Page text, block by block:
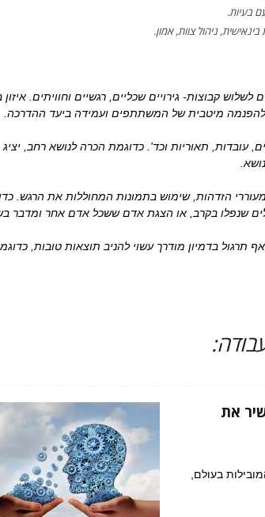
בעיות.
ניהול צוות, אמון.
קבוצות- גירויים שכליים, רגשיים וחוויתים. איזון
להפנמה מיטבית של המשתתפים ועמידה ביעד ההדרכה.
עובדות, תאוריות וכד'. כדוגמת הכרה לנושא רחב, יציג
מעוררי הזדהות, שימוש בתמונות המחוללות את הרגש.
שנפלו בקרב, או הצגת אדם ששכל אדם אחר ומדבר
תרגול בדמיון מודרך עשוי להניב תוצאות טובות,
את
בעולם,